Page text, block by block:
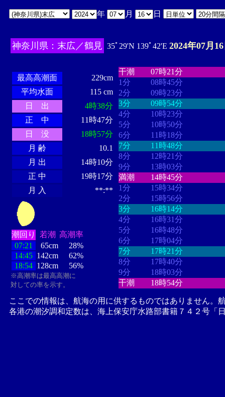
年 月 日
神奈川県：末広／鶴見 35ﾟ29'N 139ﾟ42'E 2024年07月
最高高潮面
229cm
平均水面
115 cm
日 出
4時38分
正 中
11時47分
日 没
18時57分
月 齢
10.1
月 出
14時10分
正 中
19時17分
月 入
**:**
潮回り 若潮 高潮率
07:21
65cm
28%
14:45 142cm
62%
18:54 128cm 56%
※高潮率は最高高潮に
対しての率を示す。
干潮
07時21分
1分
08時45分
2分
09時23分
3分
09時54分
4分
10時23分
5分
10時50分
6分
11時18分
7分
11時48分
8分
12時21分
9分
13時03分
満潮
14時45分
1分
15時34分
2分
15時56分
3分
16時14分
4分
16時31分
5分
16時48分
6分
17時04分
7分
17時21分
8分
17時40分
9分
18時03分
干潮
18時54分
ここでの情報は、航海の用に供するものではありません。
各港の潮汐調和定数は、海上保安庁水路部書籍７４２号「